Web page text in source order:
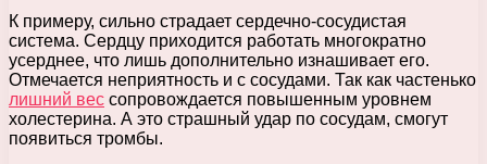
К примеру, сильно страдает сердечно-сосудистая
система. Сердцу приходится работать многократно
усерднее, что лишь дополнительно изнашивает его.
Отмечается неприятность и с сосудами. Так как частенько
лишний вес сопровождается повышенным уровнем
холестерина. А это страшный удар по сосудам, смогут
появиться тромбы.